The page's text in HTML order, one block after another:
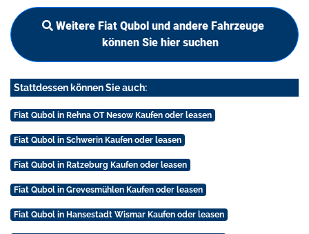
Weitere Fiat Qubol und andere Fahrzeuge
können Sie hier suchen
Stattdessen können Sie auch:
Fiat Qubol in Rehna OT Nesow Kaufen oder leasen
Fiat Qubol in Schwerin Kaufen oder leasen
Fiat Qubol in Ratzeburg Kaufen oder leasen
Fiat Qubol in Grevesmühlen Kaufen oder leasen
Fiat Qubol in Hansestadt Wismar Kaufen oder leasen